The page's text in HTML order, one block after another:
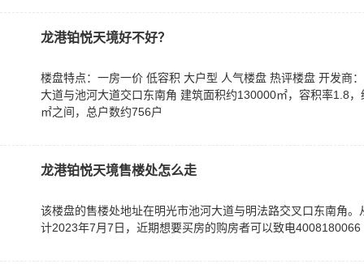
龙港铂悦天境好不好？
楼盘特点：一房一价 低容积 大户型 人气楼盘 热评楼盘 开发商
大道与池河大道交口东南角 建筑面积约130000㎡，容积率1.8
㎡之间，总户数约756户
龙港铂悦天境售楼处怎么走
该楼盘的售楼处地址在明光市池河大道与明法路交叉口东南角
计2023年7月7日，近期想要买房的购房者可以致电